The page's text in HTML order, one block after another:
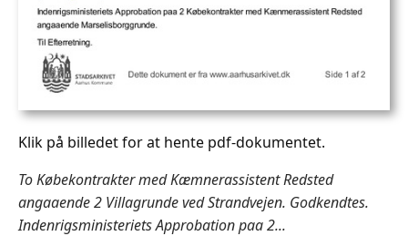
Klik på billedet for at hente pdf-dokumentet.
To Købekontrakter med Kæmnerassistent Redsted
angaaende 2 Villagrunde ved Strandvejen. Godkendtes.
Indenrigsministeriets Approbation paa 2...